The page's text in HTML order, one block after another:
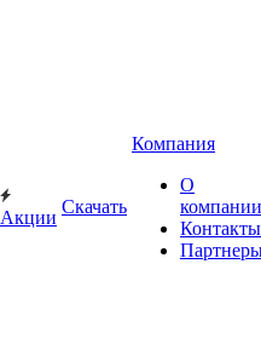
Акции
Скачать
Компания
О
компании
Контакты